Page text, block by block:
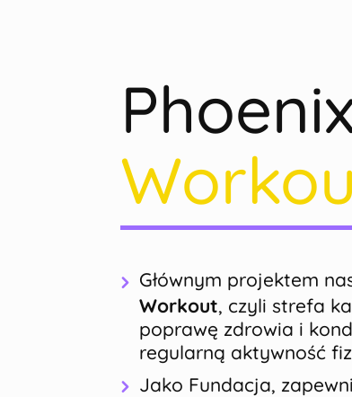
Głównym projektem
Workout, czyli strefa
poprawę zdrowia i
regularną aktywność
Jako Fundacja,